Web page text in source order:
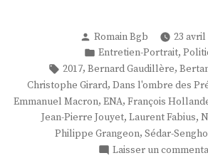
Publié
par
Romain Bgb
23 avril
Publié
dans
Entretien-Portrait,
Étiquettes :
2017, Bernard Gaudillère,
Christophe Girard, Dans l'ombre des
Emmanuel Macron, ENA, François
Jean-Pierre Jouyet, Laurent Fabius,
Philippe Grangeon, Sédar-
Laisser un